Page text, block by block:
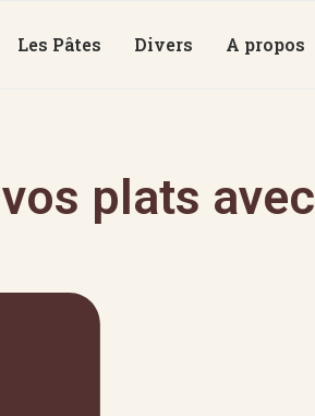
Les Pâtes Divers A propos
plats avec